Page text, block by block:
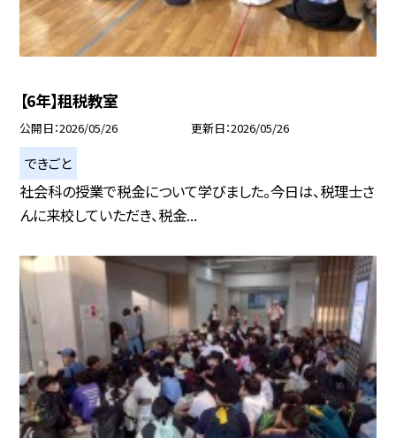
【6年】租税教室
公開日 2026/05/26 更新日 2026/05/26
できごと
社会科の授業で税金について学びました。今日は、税理士さ
んに来校していただき、税金...